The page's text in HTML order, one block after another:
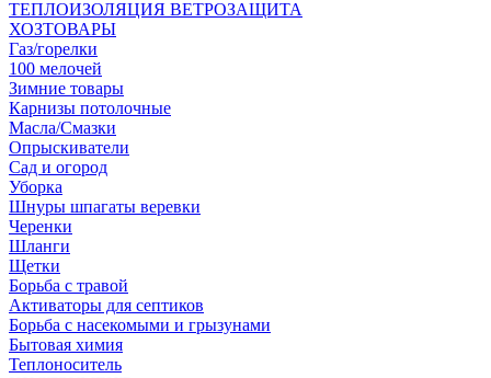
ТЕПЛОИЗОЛЯЦИЯ ВЕТРОЗАЩИТА
ХОЗТОВАРЫ
Газ/горелки
100 мелочей
Зимние товары
Карнизы потолочные
Масла/Смазки
Опрыскиватели
Сад и огород
Уборка
Шнуры шпагаты веревки
Черенки
Шланги
Щетки
Борьба с травой
Активаторы для септиков
Борьба с насекомыми и грызунами
Бытовая химия
Теплоноситель